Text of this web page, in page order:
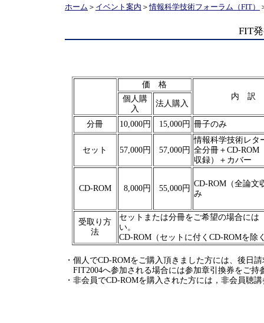
ホーム ＞ イベント案内 ＞情報科学技術フォーラム（FIT）
FIT
価 格
内 訳
個人購
入
法人購入
分冊 10,000円 15,000円 冊子のみ
セット 57,000円 57,000円
情報科学技術レタ
全分冊＋CD-ROM
収録）＋カバー
CD-ROM 8,000円 55,000円
CD-ROM（全論文
み
受取り方
法
セットまたは分冊をご希望の場合に
い。
CD-ROM（セットに付くCD-ROMを
・個人でCD-ROMをご購入頂きました方には、後日
FIT2004へ参加される場合には参加章引換券をご持
・非会員でCD-ROMを購入された方には，非会員聴